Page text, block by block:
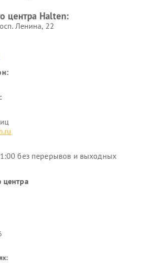
центра Halten:
Ленина, 22
без перерывов и выходных
центра